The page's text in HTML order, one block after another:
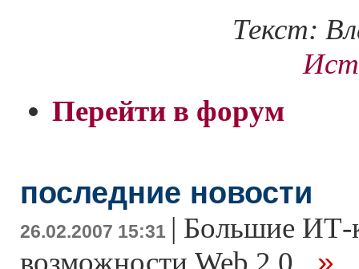
Текст:
Перейти в форум
последние новости
26.02.2007 15:31 | Большие ИТ-
возможности Web 2.0 ...»